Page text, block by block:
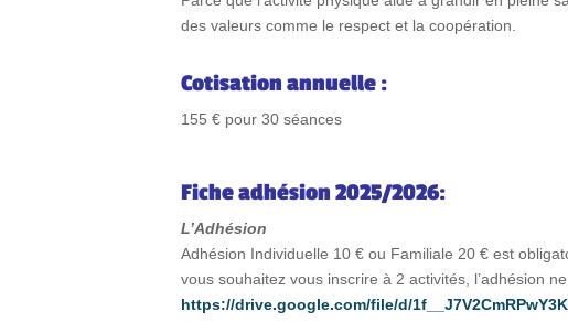
des valeurs comme le respect et la coopération.
Cotisation annuelle :
155 € pour 30 séances
Fiche adhésion 2025/2026:
L’Adhésion
Adhésion Individuelle 10 € ou Familiale 20 € est
vous souhaitez vous inscrire à 2 activités, l’adhésion
https://drive.google.com/file/d/